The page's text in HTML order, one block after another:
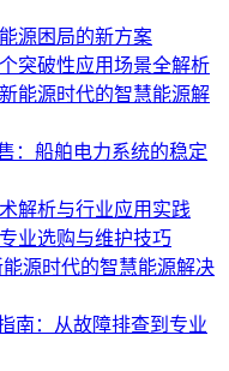
源困局的新方案
突破性应用场景全解析
能源时代的智慧能源解
：船舶电力系统的稳定
解析与行业应用实践
业选购与维护技巧
源时代的智慧能源解决
南：从故障排查到专业